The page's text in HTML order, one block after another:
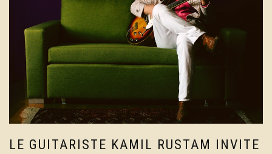
LE GUITARISTE KAMIL RUSTAM INVITE